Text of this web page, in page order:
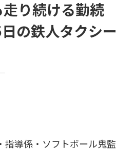
り続ける勤続
の鉄人タクシー
指導係・ソフトボール鬼監